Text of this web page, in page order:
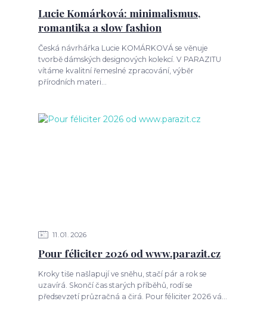
Lucie Komárková: minimalismus,
romantika a slow fashion
Česká návrhářka Lucie KOMÁRKOVÁ se věnuje
tvorbě dámských designových kolekcí. V PARAZITU
vítáme kvalitní řemeslné zpracování, výběr
přírodních materi...
11 01 2026
Pour féliciter 2026 od www.parazit.cz
Kroky tiše našlapují ve sněhu, stačí pár a rok se
uzavírá. Skončí čas starých příběhů, rodí se
předsevzetí průzračná a čirá. Pour féliciter 2026 vá...